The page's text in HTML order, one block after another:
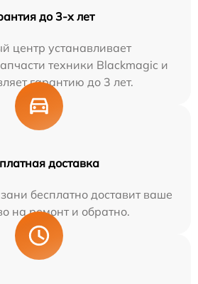
до 3-х лет
центр устанавливает
техники Blackmagic и
гарантию до 3 лет.
доставка
бесплатно доставит ваше
на ремонт и обратно.